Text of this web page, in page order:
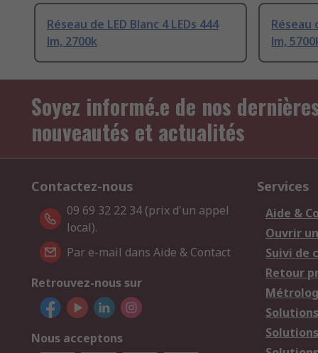
Réseau de LED Blanc 4 LEDs 444
lm, 2700k
Réseau
lm,
Soyez informé.e de nos
nouveautés et actualités
Contactez-nous
09 69 32 22 34 (prix d'un appel
local).
Par e-mail dans Aide & Contact
Retrouvez-nous sur
Nous acceptons
Services
Aide &
Ouvrir
Suivi de
Retour